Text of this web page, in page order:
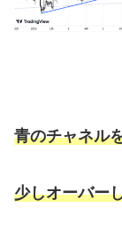
青のチャネル
少しオーバー